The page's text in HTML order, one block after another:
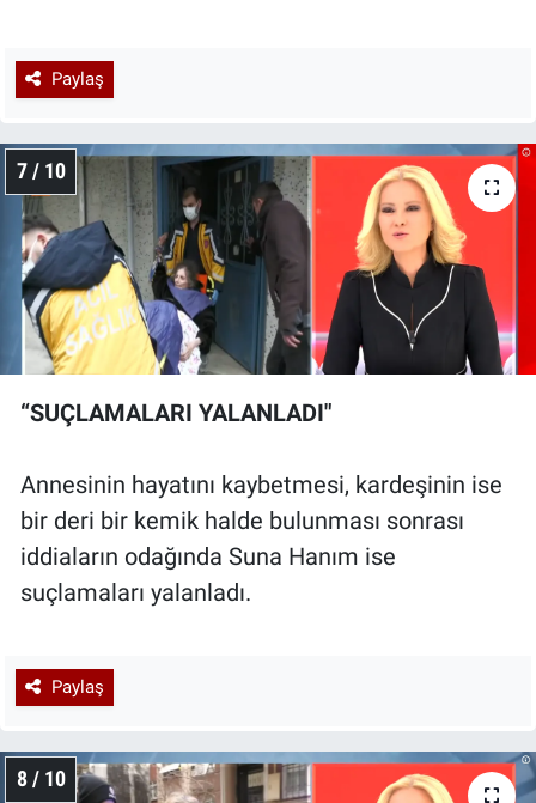
Paylaş
7 / 10
“SUÇLAMALARI YALANLADI"
Annesinin hayatını kaybetmesi, kardeşinin ise
bir deri bir kemik halde bulunması sonrası
iddiaların odağında Suna Hanım ise
suçlamaları yalanladı.
Paylaş
8 / 10